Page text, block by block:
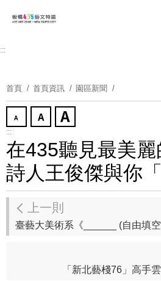
要
塊
:::
首頁 首頁資訊 園區新聞
:::
在435聽見最美
詩人王俊傑與你
上一則
臺藝大美術系《______ (自由填
「新北藝棧76」高手